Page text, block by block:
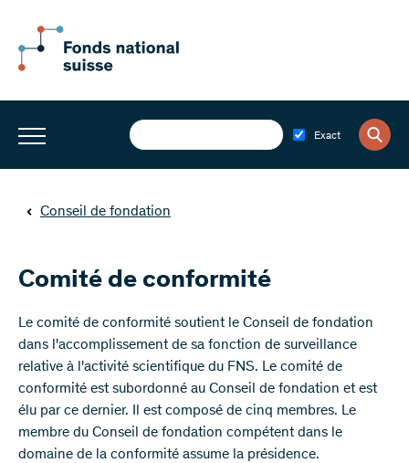
Exact
Conseil de fondation
Comité de conformité
Le comité de conformité soutient le Conseil de fondation
dans l'accomplissement de sa fonction de surveillance
relative à l'activité scientifique du FNS. Le comité de
conformité est subordonné au Conseil de fondation et est
élu par ce dernier. Il est composé de cinq membres. Le
membre du Conseil de fondation compétent dans le
domaine de la conformité assume la présidence.